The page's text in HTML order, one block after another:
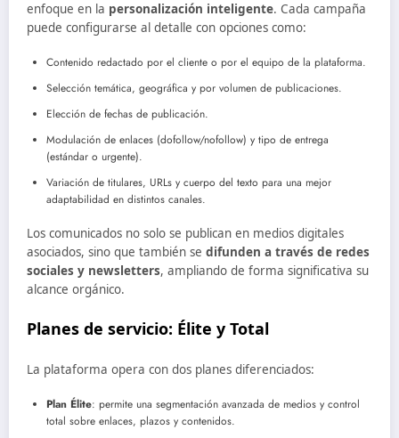
enfoque en la personalización inteligente. Cada campaña
puede configurarse al detalle con opciones como:
Contenido redactado por el cliente o por el equipo de la plataforma.
Selección temática, geográfica y por volumen de publicaciones.
Elección de fechas de publicación.
Modulación de enlaces (dofollow/nofollow) y tipo de entrega
(estándar o urgente).
Variación de titulares, URLs y cuerpo del texto para una mejor
adaptabilidad en distintos canales.
Los comunicados no solo se publican en medios digitales
asociados, sino que también se difunden a través de redes
sociales y newsletters, ampliando de forma significativa su
alcance orgánico.
Planes de servicio: Élite y Total
La plataforma opera con dos planes diferenciados:
Plan Élite: permite una segmentación avanzada de medios y control
total sobre enlaces, plazos y contenidos.